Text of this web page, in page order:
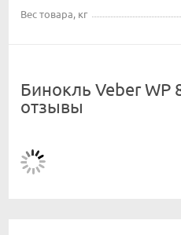
Вес товара, кг
Бинокль Veber WP
отзывы